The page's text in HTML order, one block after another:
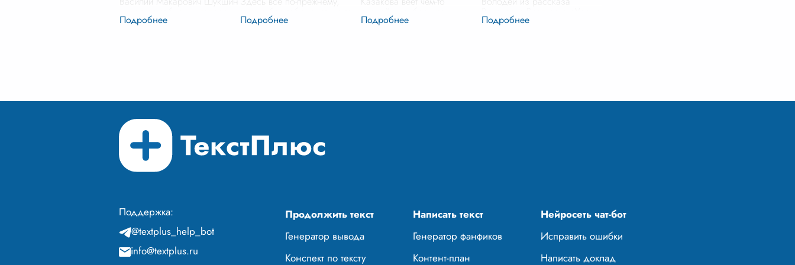
русской литературы XX века, Помнишь, как мы каждое даже сонным. Кажется, что французского», — это его
Поддержка:
@textplus_help_bot
info@textplus.ru
Продолжить текст Написать текст
Нейросеть чат-бот
Генератор вывода
Генератор фанфиков
Исправить ошибки
Конспект по тексту
Контент-план Написать доклад